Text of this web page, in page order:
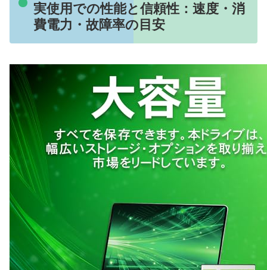
実使用での性能と信頼性：速度・消
費電力・故障率の目安